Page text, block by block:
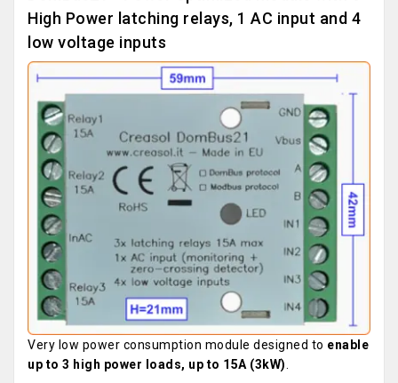
High Power latching relays, 1 AC input and 4
low voltage inputs
Very low power consumption module designed to enable
up to 3 high power loads, up to 15A (3kW)